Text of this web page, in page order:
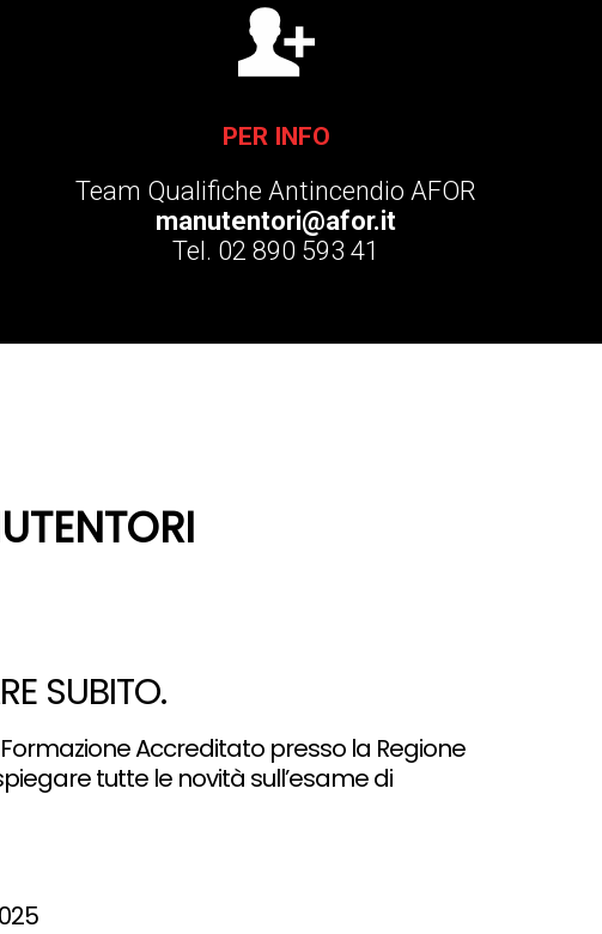
PER INFO
Team Qualifiche Antincendio AFOR
manutentori@afor.it
Tel. 02 890 593 41
SUBITO.
Accreditato presso la Regione
tutte le novità sull’esame di